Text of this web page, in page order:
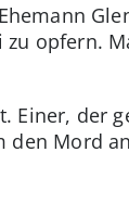
opfern.
Einer, der
den Mord